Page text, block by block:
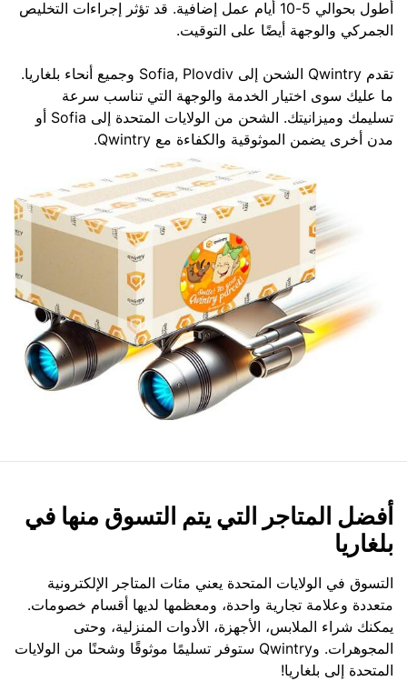
أطول بحوالي 5-10 أيام عمل إضافية. قد تؤثر إجراءات التخليص
الجمركي والوجهة أيضًا على التوقيت.
تقدم Qwintry الشحن إلى Sofia, Plovdiv وجميع أنحاء بلغاريا.
ما عليك سوى اختيار الخدمة والوجهة التي تناسب سرعة
تسليمك وميزانيتك. الشحن من الولايات المتحدة إلى Sofia أو
مدن أخرى يضمن الموثوقية والكفاءة مع Qwintry.
أفضل المتاجر التي يتم التسوق منها في
بلغاريا
التسوق في الولايات المتحدة يعني مئات المتاجر الإلكترونية
متعددة وعلامة تجارية واحدة، ومعظمها لديها أقسام خصومات.
يمكنك شراء الملابس، الأجهزة، الأدوات المنزلية، وحتى
المجوهرات. وQwintry ستوفر تسليمًا موثوقًا وشحنًا من الولايات
المتحدة إلى بلغاريا!